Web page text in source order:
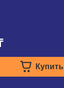
Купить